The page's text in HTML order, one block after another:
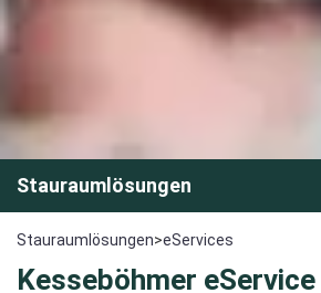
Stauraumlösungen
Stauraumlösungen>eServices
Kesseböhmer